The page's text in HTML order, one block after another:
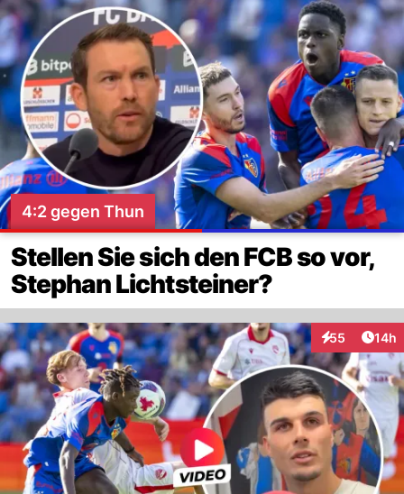
4:2 gegen Thun
Stellen Sie sich den FCB so vor,
Stephan Lichtsteiner?
55
Interaktionen
14h